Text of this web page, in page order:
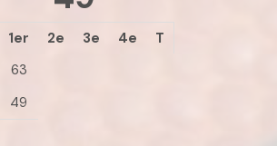
1er 2e 3e 4e
T
63
49